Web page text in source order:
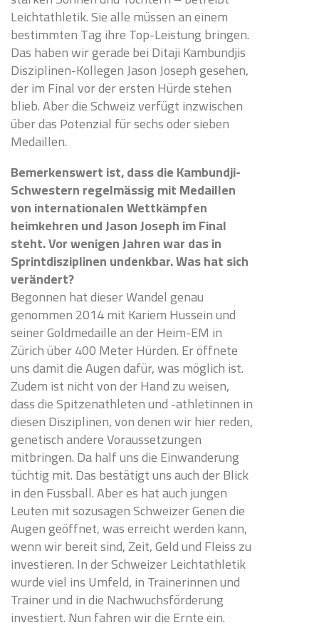
Leichtathletik. Sie alle müssen an einem
bestimmten Tag ihre Top-Leistung bringen.
Das haben wir gerade bei Ditaji Kambundjis
Disziplinen-Kollegen Jason Joseph gesehen,
der im Final vor der ersten Hürde stehen
blieb. Aber die Schweiz verfügt inzwischen
über das Potenzial für sechs oder sieben
Medaillen.
Bemerkenswert ist, dass die Kambundji-
Schwestern regelmässig mit Medaillen
von internationalen Wettkämpfen
heimkehren und Jason Joseph im Final
steht. Vor wenigen Jahren war das in
Sprintdisziplinen undenkbar. Was hat sich
verändert?
Begonnen hat dieser Wandel genau
genommen 2014 mit Kariem Hussein und
seiner Goldmedaille an der Heim-EM in
Zürich über 400 Meter Hürden. Er öffnete
uns damit die Augen dafür, was möglich ist.
Zudem ist nicht von der Hand zu weisen,
dass die Spitzenathleten und -athletinnen in
diesen Disziplinen, von denen wir hier reden,
genetisch andere Voraussetzungen
mitbringen. Da half uns die Einwanderung
tüchtig mit. Das bestätigt uns auch der Blick
in den Fussball. Aber es hat auch jungen
Leuten mit sozusagen Schweizer Genen die
Augen geöffnet, was erreicht werden kann,
wenn wir bereit sind, Zeit, Geld und Fleiss zu
investieren. In der Schweizer Leichtathletik
wurde viel ins Umfeld, in Trainerinnen und
Trainer und in die Nachwuchsförderung
investiert. Nun fahren wir die Ernte ein.